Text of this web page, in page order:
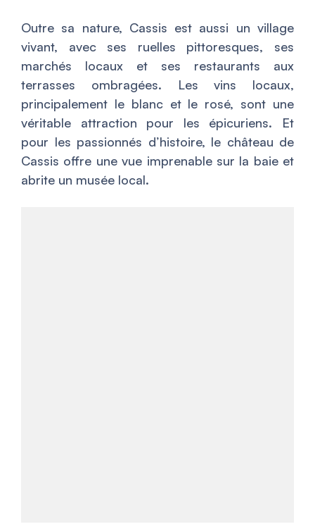
Outre sa nature, Cassis est aussi un village
vivant, avec ses ruelles pittoresques, ses
marchés locaux et ses restaurants aux
terrasses ombragées. Les vins locaux,
principalement le blanc et le rosé, sont une
véritable attraction pour les épicuriens. Et
pour les passionnés d’histoire, le château de
Cassis offre une vue imprenable sur la baie et
abrite un musée local.